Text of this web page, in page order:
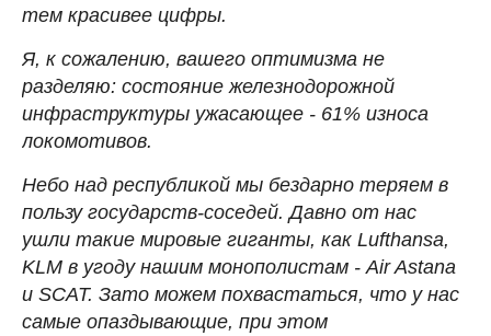
тем красивее цифры.
Я, к сожалению, вашего оптимизма не
разделяю: состояние железнодорожной
инфраструктуры ужасающее - 61% износа
локомотивов.
Небо над республикой мы бездарно теряем в
пользу государств-соседей. Давно от нас
ушли такие мировые гиганты, как Lufthansa,
KLM в угоду нашим монополистам - Air Astana
и SCAT. Зато можем похвастаться, что у нас
самые опаздывающие, при этом